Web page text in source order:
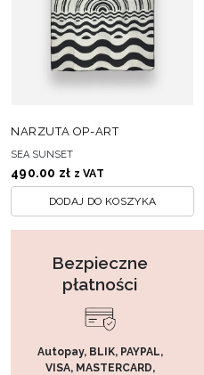
NARZUTA OP-ART
SEA SUNSET
490.00 zł z VAT
DODAJ DO KOSZYKA
Bezpieczne
płatności
Autopay, BLIK, PAYPAL,
VISA, MASTERCARD,